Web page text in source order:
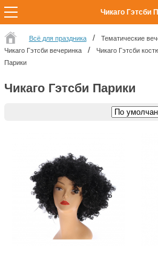
Всё для праздника
Тематические
Чикаго Гэтсби вечеринка
Чикаго Гэтсби
Парики
Чикаго Гэтсби Парики
Чикаго Гэтсби